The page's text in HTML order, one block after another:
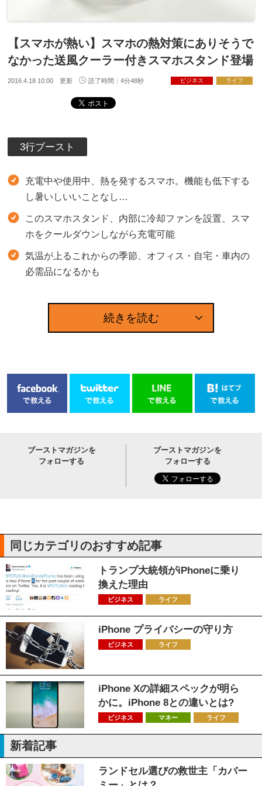
【スマホが熱い】スマホの熱対策にありそうで
なかった送風クーラー付きスマホスタンド登場
2016.4.18 10:00 更新 読了時間：4分48秒 ビジネス ライフ
3行ブースト
充電中や使用中、熱を発するスマホ。機能も低下する
し暑いしいいことなし…
このスマホスタンド、内部に冷却ファンを設置、スマ
ホをクールダウンしながら充電可能
気温が上るこれからの季節、オフィス・自宅・車内の
必需品になるかも
続きを読む
ブーストマガジンを
フォローする
ブーストマガジンを
フォローする
同じカテゴリのおすすめ記事
トランプ大統領がiPhoneに乗り
換えた理由
ビジネス ライフ
iPhone プライバシーの守り方
ビジネス ライフ
iPhone Xの詳細スペックが明ら
かに。iPhone 8との違いとは?
ビジネス マネー ライフ
新着記事
ランドセル選びの救世主「カバー